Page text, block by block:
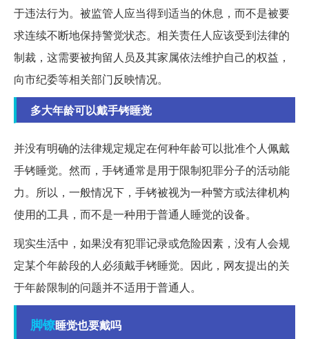
于违法行为。被监管人应当得到适当的休息，而不是被要
求连续不断地保持警觉状态。相关责任人应该受到法律的
制裁，这需要被拘留人员及其家属依法维护自己的权益，
向市纪委等相关部门反映情况。
多大年龄可以戴手铐睡觉
并没有明确的法律规定规定在何种年龄可以批准个人佩戴
手铐睡觉。然而，手铐通常是用于限制犯罪分子的活动能
力。所以，一般情况下，手铐被视为一种警方或法律机构
使用的工具，而不是一种用于普通人睡觉的设备。
现实生活中，如果没有犯罪记录或危险因素，没有人会规
定某个年龄段的人必须戴手铐睡觉。因此，网友提出的关
于年龄限制的问题并不适用于普通人。
脚镣睡觉也要戴吗